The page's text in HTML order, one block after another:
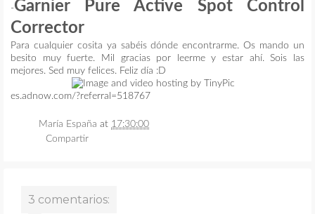
-Garnier Pure Active Spot Control
Corrector
Para cualquier cosita ya sabéis dónde encontrarme. Os mando un
besito muy fuerte. Mil gracias por leerme y estar ahí. Sois las
mejores. Sed muy felices. Feliz día :D
es.adnow.com/?referral=518767
María España at 17:30:00
Compartir
3 comentarios: